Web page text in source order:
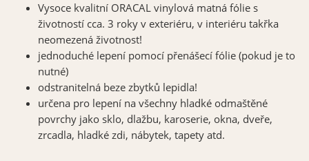
Vysoce kvalitní ORACAL vinylová matná fólie s
životností cca. 3 roky v exteriéru, v interiéru takřka
neomezená životnost!
jednoduché lepení pomocí přenášecí fólie (pokud je to
nutné)
odstranitelná beze zbytků lepidla!
určena pro lepení na všechny hladké odmaštěné
povrchy jako sklo, dlažbu, karoserie, okna, dveře,
zrcadla, hladké zdi, nábytek, tapety atd.